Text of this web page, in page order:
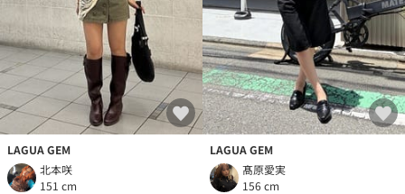
LAGUA GEM
北本咲
151 cm
LAGUA GEM
髙原愛実
156 cm